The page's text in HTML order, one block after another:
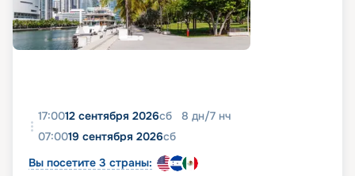
17:0012 сентября 2026сб 8 дн/7 нч
07:0019 сентября 2026сб
Вы посетите 3 страны: